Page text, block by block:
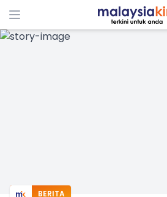
ADS
BERITA